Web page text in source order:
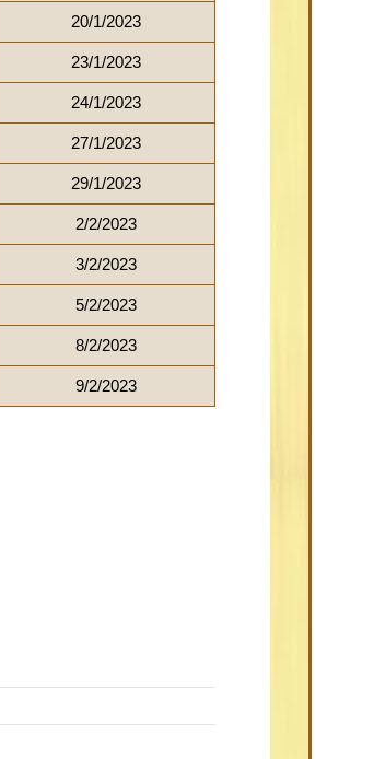
20/1/2023
23/1/2023
24/1/2023
27/1/2023
29/1/2023
2/2/2023
3/2/2023
5/2/2023
8/2/2023
9/2/2023